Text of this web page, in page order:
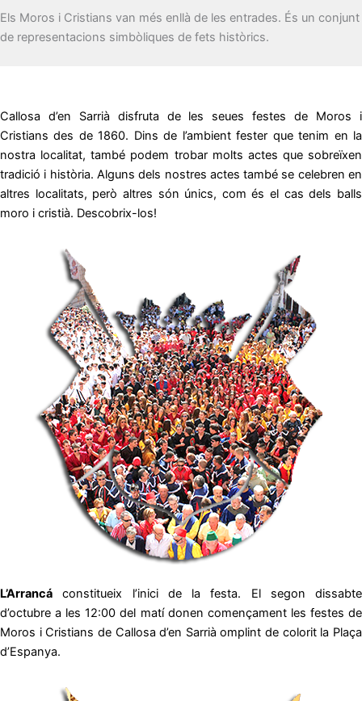
Els Moros i Cristians van més enllà de les entrades. És un conjunt
de representacions simbòliques de fets històrics.
Callosa d’en Sarrià disfruta de les seues festes de Moros i
Cristians des de 1860. Dins de l’ambient fester que tenim en la
nostra localitat, també podem trobar molts actes que sobreïxen
tradició i història. Alguns dels nostres actes també se celebren en
altres localitats, però altres són únics, com és el cas dels balls
moro i cristià. Descobrix-los!
L’Arrancá constitueix l’inici de la festa. El segon dissabte
d’octubre a les 12:00 del matí donen començament les festes de
Moros i Cristians de Callosa d’en Sarrià omplint de colorit la Plaça
d’Espanya.